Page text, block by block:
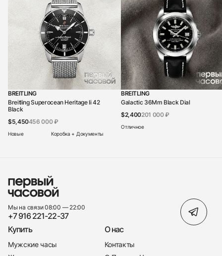
BREITLING
Breitling Superocean Heritage Ii 42
Black
$5,450456 000 ₽
Новые Коробка + Документы
BREITLING
Galactic 36Mm Black Dial
$2,400201 000 ₽
Отличное
Мы на связи 08:00 — 22:00
+7 916 221-22-37
Купить
Мужские часы
О нас
Контакты